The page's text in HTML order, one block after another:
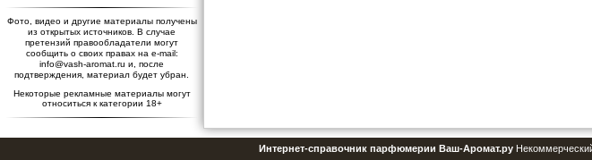
Фото, видео и другие материалы получены
из открытых источников. В случае
претензий правообладатели могут
сообщить о своих правах на e-mail:
info@vash-aromat.ru и, после
подтверждения, материал будет убран.
Некоторые рекламные материалы могут
относиться к категории 18+
Интернет-справочник парфюмерии Ваш-Аромат.ру